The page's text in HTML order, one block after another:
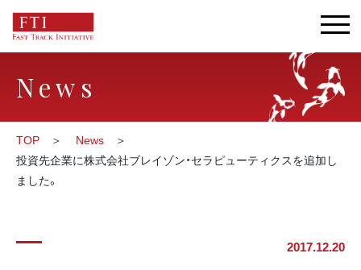
News
TOP
News
投資先企業に株式会社ブレイゾン・セラピューティクスを追加し
ました。
2017.12.20